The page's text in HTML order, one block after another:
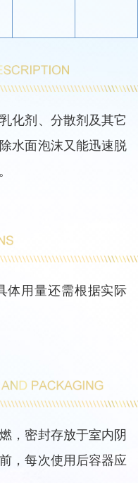
化剂、分散剂及其它
水面泡沫又能迅速脱
体用量还需根据实际
，密封存放于室内阴
，每次使用后容器应